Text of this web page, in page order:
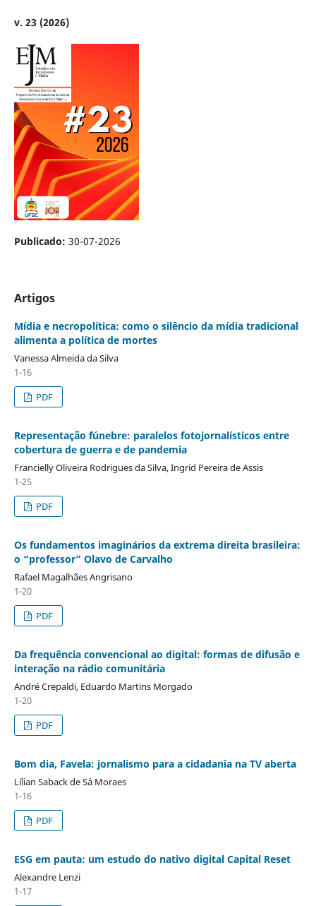
v. 23 (2026)
Publicado: 30-07-2026
Artigos
Mídia e necropolítica: como o silêncio da mídia tradicional
alimenta a política de mortes
Vanessa Almeida da Silva
1-16
PDF
Representação fúnebre: paralelos fotojornalísticos entre
cobertura de guerra e de pandemia
Francielly Oliveira Rodrigues da Silva, Ingrid Pereira de Assis
1-25
PDF
Os fundamentos imaginários da extrema direita brasileira:
o “professor” Olavo de Carvalho
Rafael Magalhães Angrisano
1-20
PDF
Da frequência convencional ao digital: formas de difusão e
interação na rádio comunitária
André Crepaldi, Eduardo Martins Morgado
1-20
PDF
Bom dia, Favela: jornalismo para a cidadania na TV aberta
Lílian Saback de Sá Moraes
1-16
PDF
ESG em pauta: um estudo do nativo digital Capital Reset
Alexandre Lenzi
1-17